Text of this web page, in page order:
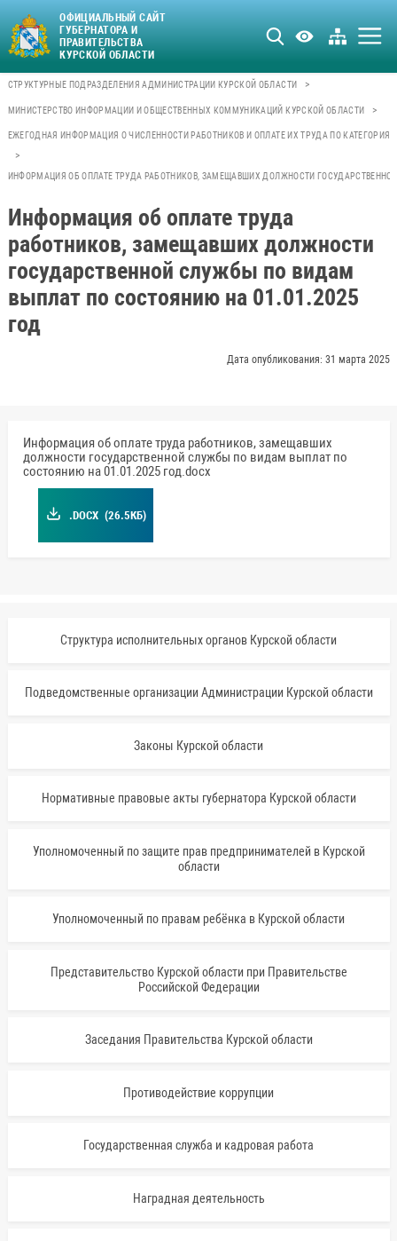
ОФИЦИАЛЬНЫЙ САЙТ
ГУБЕРНАТОРА И
ПРАВИТЕЛЬСТВА
КУРСКОЙ ОБЛАСТИ
СТРУКТУРНЫЕ ПОДРАЗДЕЛЕНИЯ АДМИНИСТРАЦИИ КУРСКОЙ ОБЛАСТИ >
МИНИСТЕРСТВО ИНФОРМАЦИИ И ОБЩЕСТВЕННЫХ КОММУНИКАЦИЙ КУРСКОЙ ОБЛАСТИ >
ЕЖЕГОДНАЯ ИНФОРМАЦИЯ О ЧИСЛЕННОСТИ РАБОТНИКОВ И ОПЛАТЕ ИХ ТРУДА ПО
>
ИНФОРМАЦИЯ ОБ ОПЛАТЕ ТРУДА РАБОТНИКОВ, ЗАМЕЩАВШИХ ДОЛЖНОСТИ
Информация об оплате труда
работников, замещавших должности
государственной службы по видам
выплат по состоянию на 01.01.2025
год
Дата опубликования: 31 марта 2025
Информация об оплате труда работников, замещавших
должности государственной службы по видам выплат по
состоянию на 01.01.2025 год.docx
.DOCX (26.5КБ)
Структура исполнительных органов Курской области
Подведомственные организации Администрации Курской области
Законы Курской области
Нормативные правовые акты губернатора Курской области
Уполномоченный по защите прав предпринимателей в Курской
области
Уполномоченный по правам ребёнка в Курской области
Представительство Курской области при Правительстве
Российской Федерации
Заседания Правительства Курской области
Противодействие коррупции
Государственная служба и кадровая работа
Наградная деятельность